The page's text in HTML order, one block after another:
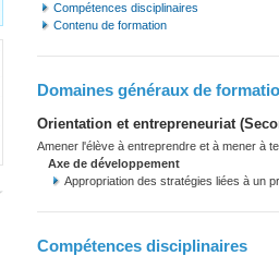
Compétences disciplinaires
Contenu de formation
Domaines généraux de
Orientation et entrepreneuriat
Amener l'élève à entreprendre et à mener à
Axe de développement
Appropriation des stratégies liées à un
Compétences disciplinaires